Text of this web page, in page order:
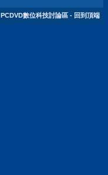
PCDVD數位科技討論區 - 回到頂端